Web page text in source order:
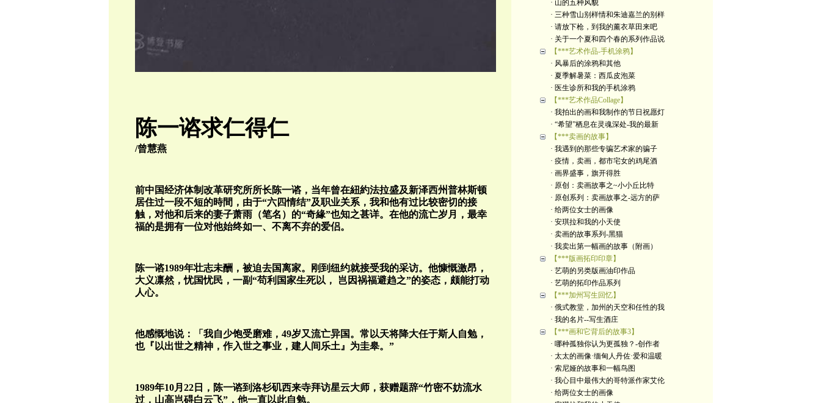
陈一谘求仁得仁
/曾慧燕
前中国经济体制改革研究所所长陈一谘，当年曾在紐約法拉盛及新泽西州普林斯顿
居住过一段不短的時間，由于“六四情结”及职业关系，我和他有过比较密切的接
触，对他和后来的妻子萧雨（笔名）的“奇緣”也知之甚详。在他的流亡岁月，最幸
福的是拥有一位对他始终如一、不离不弃的爱侣。
陈一谘1989年壮志未酬，被迫去国离家。刚到纽约就接受我的采访。他慷慨激昂，
大义凛然，忧国忧民，一副“苟利国家生死以， 岂因祸福避趋之”的姿态，颇能打动
人心。
他感慨地说：「我自少饱受磨难，49岁又流亡异国。常以天将降大任于斯人自勉，
也『以出世之精神，作入世之事业，建人间乐土』为圭皋。”
1989年10月22日，陈一谘到洛杉矶西来寺拜访星云大师，获赠题辞“竹密不妨流水
过，山高岂碍白云飞”，他一直以此自勉。
· 山的五种风貌
· 三种雪山别样情和朱迪嘉兰的别样
· 请放下枪，到我的薰衣草田来吧
· 关于一个夏和四个春的系列作品说
【***艺术作品-手机涂鸦】
· 风暴后的涂鸦和其他
· 夏季解暑菜：西瓜皮泡菜
· 医生诊所和我的手机涂鸦
【***艺术作品Collage】
· 我拍出的画和我制作的节日祝愿灯
· “希望”栖息在灵魂深处-我的最新
【***卖画的故事】
· 我遇到的那些专骗艺术家的骗子
· 疫情，卖画，都市宅女的鸡尾酒
· 画界盛事，旗开得胜
· 原创：卖画故事之~小小丘比特
· 原创系列：卖画故事之-远方的萨
· 给两位女士的画像
· 安琪拉和我的小天使
· 卖画的故事系列-黑猫
· 我卖出第一幅画的故事（附画）
【***版画拓印印章】
· 艺萌的另类版画油印作品
· 艺萌的拓印作品系列
【***加州写生回忆】
· 俄式教堂，加州的天空和任性的我
· 我的名片--写生酒庄
【***画和它背后的故事3】
· 哪种孤独你认为更孤独？-创作者
· 太太的画像·缅甸人丹佐·爱和温暖
· 索尼娅的故事和一幅鸟图
· 我心目中最伟大的哥特派作家艾伦
· 给两位女士的画像